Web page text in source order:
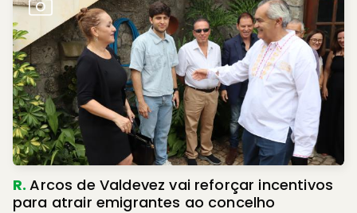
R.Arcos de Valdevez vai reforçar incentivos
para atrair emigrantes ao concelho